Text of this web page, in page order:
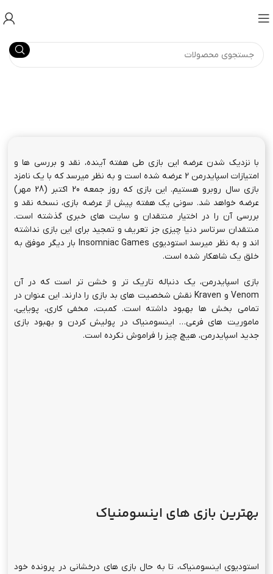
با نزدیک شدن عرضه این بازی طی هفته آینده، نقد و بررسی ها و
امتیازات اسپایدرمن 2 عرضه شده است و به نظر میرسد که با یک نامزد
بازی سال روبرو هستیم. این بازی که روز جمعه 20 اکتبر (28 مهر)
عرضه خواهد شد. سونی یک هفته پیش از عرضه بازی، نسخه نقد و
بررسی آن را در اختیار منتقدان و سایت های خبری گذشته است.
منتقدان سرتاسر دنیا چیزی جز تعریف و تمجید برای این بازی نداشته
اند و به نظر میرسد استودیوی Insomniac Games بار دیگر موفق به
خلق یک شاهکار شده است.
بازی اسپایدرمن، یک دنباله تاریک تر و خشن تر است که در آن
Venom و Kraven نقش شخصیت های بد بازی را دارند. این عنوان در
تمامی بخش ها بهبود داشته است. کمبت، مخفی کاری، پویایی،
ماموریت های فرعی… اینسومنیاک در پولیش کردن و بهبود بازی
جدید اسپایدرمن، هیچ چیز را فراموش نکرده است.
بهترین بازی های اینسومنیاک
استودیوی اینسومنیاک، تا به حال بازی های درخشانی در پرونده خود